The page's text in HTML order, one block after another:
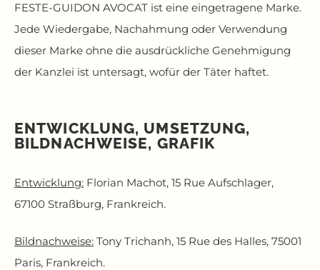
FESTE-GUIDON AVOCAT ist eine eingetragene Marke.
Jede Wiedergabe, Nachahmung oder Verwendung
dieser Marke ohne die ausdrückliche Genehmigung
der Kanzlei ist untersagt, wofür der Täter haftet.
ENTWICKLUNG, UMSETZUNG,
BILDNACHWEISE, GRAFIK
Entwicklung: Florian Machot, 15 Rue Aufschlager,
67100 Straßburg, Frankreich.
Bildnachweise: Tony Trichanh, 15 Rue des Halles, 75001
Paris, Frankreich.